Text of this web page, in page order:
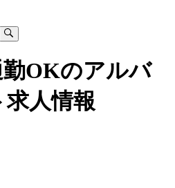
OKのアルバ
人情報